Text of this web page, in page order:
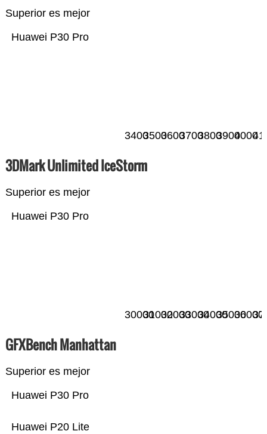
Superior es mejor
Huawei P30 Pro
3400350036003700380039004000
3DMark Unlimited IceStorm
Superior es mejor
Huawei P30 Pro
30000310003200033000340003500036000
GFXBench Manhattan
Superior es mejor
Huawei P20 Lite
Huawei P30 Pro